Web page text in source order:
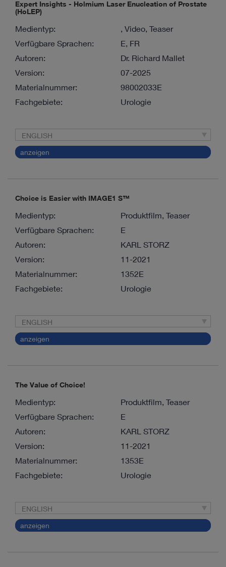
Expert Insights - Holmium Laser Enucleation of Prostate
(HoLEP)
Medientyp:
, Video, Teaser
Verfügbare Sprachen:
E, FR
Autoren:
Dr. Richard Mallet
Version:
07-2025
Materialnummer:
98002033E
Fachgebiete:
Urologie
ENGLISH
anzeigen
Choice is Easier with IMAGE1 S™
Medientyp:
Produktfilm, Teaser
Verfügbare Sprachen:
E
Autoren:
KARL STORZ
Version:
11-2021
Materialnummer:
1352E
Fachgebiete:
Urologie
ENGLISH
anzeigen
The Value of Choice!
Medientyp:
Produktfilm, Teaser
Verfügbare Sprachen:
E
Autoren:
KARL STORZ
Version:
11-2021
Materialnummer:
1353E
Fachgebiete:
Urologie
ENGLISH
anzeigen